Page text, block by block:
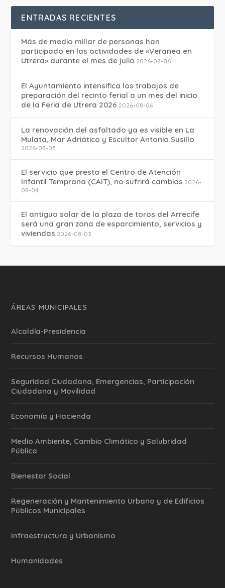
ENTRADAS RECIENTES
Más de medio millar de personas han
participado en las actividades de «Veranea en
Utrera» durante el mes de julio 2026-08-06
El Ayuntamiento intensifica los trabajos de
preparación del recinto ferial a un mes del inicio
de la Feria de Utrera 2026 2026-08-06
La renovación del asfaltado ya es visible en La
Mulata, Mar Adriático y Escultor Antonio Susillo
2026-08-05
El servicio que presta el Centro de Atención
Infantil Temprana (CAIT), no sufrirá cambios 2026-
08-04
El antiguo solar de la plaza de toros del Arrecife
será una gran zona de esparcimiento, servicios y
viviendas 2026-08-03
ÁREAS MUNICIPALES
Alcaldía-Presidencia
Recursos Humanos
Seguridad Ciudadana, Emergencias, Participación
Ciudadana y Movilidad
Economía y Hacienda
Medio Ambiente, Cambio Climático y Salubridad
Pública
Bienestar Social
Regeneración y Mantenimiento Urbano y de Edificios
Públicos Municipales
Infraestructura y Urbanismo
Humanidades